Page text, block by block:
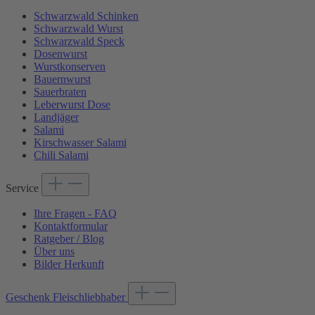
Schwarzwald Schinken
Schwarzwald Wurst
Schwarzwald Speck
Dosenwurst
Wurstkonserven
Bauernwurst
Sauerbraten
Leberwurst Dose
Landjäger
Salami
Kirschwasser Salami
Chili Salami
Service
Ihre Fragen - FAQ
Kontaktformular
Ratgeber / Blog
Über uns
Bilder Herkunft
Geschenk Fleischliebhaber